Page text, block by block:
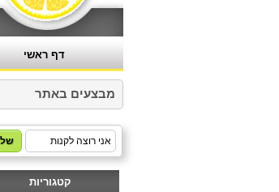
דף ראשי
מבצעים באתר
קטגוריות